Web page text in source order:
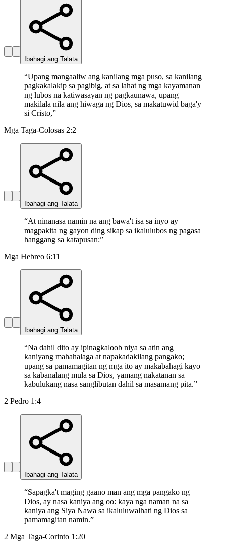
Ibahagi ang Talata
“Upang mangaaliw ang kanilang mga puso, sa kanilang
pagkakalakip sa pagibig, at sa lahat ng mga kayamanan
ng lubos na katiwasayan ng pagkaunawa, upang
makilala nila ang hiwaga ng Dios, sa makatuwid baga'y
si Cristo,”
Mga Taga-Colosas 2:2
Ibahagi ang Talata
“At ninanasa namin na ang bawa't isa sa inyo ay
magpakita ng gayon ding sikap sa ikalulubos ng pagasa
hanggang sa katapusan:”
Mga Hebreo 6:11
Ibahagi ang Talata
“Na dahil dito ay ipinagkaloob niya sa atin ang
kaniyang mahahalaga at napakadakilang pangako;
upang sa pamamagitan ng mga ito ay makabahagi kayo
sa kabanalang mula sa Dios, yamang nakatanan sa
kabulukang nasa sanglibutan dahil sa masamang pita.”
2 Pedro 1:4
Ibahagi ang Talata
“Sapagka't maging gaano man ang mga pangako ng
Dios, ay nasa kaniya ang oo: kaya nga naman na sa
kaniya ang Siya Nawa sa ikaluluwalhati ng Dios sa
pamamagitan namin.”
2 Mga Taga-Corinto 1:20